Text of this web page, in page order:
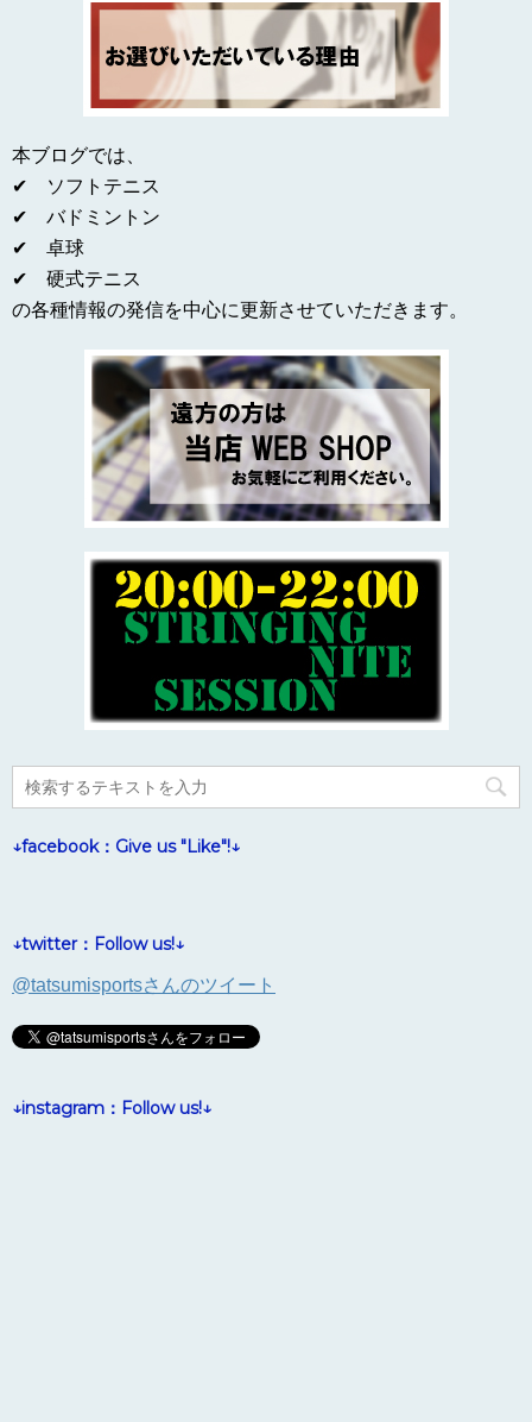
本ブログでは、
✔ ソフトテニス
✔ バドミントン
✔ 卓球
✔ 硬式テニス
の各種情報の発信を中心に更新させていただきます。
↓facebook：Give us "Like"!↓
↓twitter：Follow us!↓
@tatsumisportsさんのツイート
↓instagram：Follow us!↓